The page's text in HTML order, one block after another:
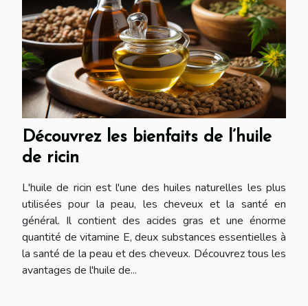
Découvrez les bienfaits de l’huile
de ricin
L'huile de ricin est l'une des huiles naturelles les plus
utilisées pour la peau, les cheveux et la santé en
général. Il contient des acides gras et une énorme
quantité de vitamine E, deux substances essentielles à
la santé de la peau et des cheveux. Découvrez tous les
avantages de l'huile de...